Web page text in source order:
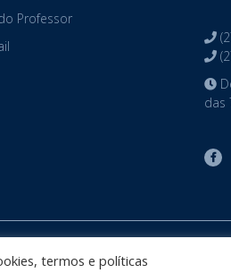
Professor
das
. Todos os direitos reservados
termos e políticas